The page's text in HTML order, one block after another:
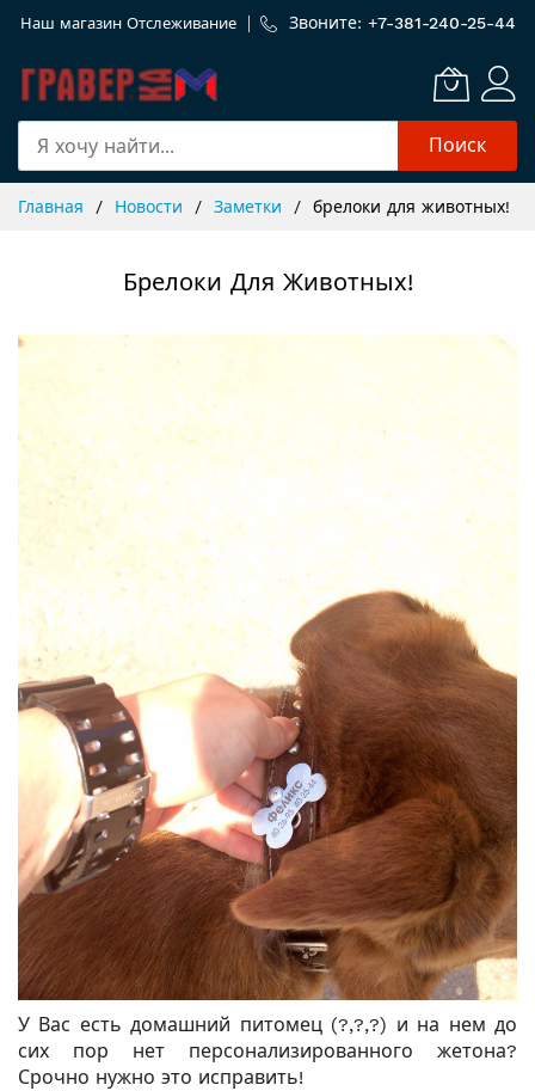
Наш магазин Отслеживание Звоните: +7-381-240-25-44
Поиск
Главная Новости Заметки брелоки для животных!
Брелоки Для Животных!
У Вас есть домашний питомец (?,?,?) и на нем до
сих пор нет персонализированного жетона?
Срочно нужно это исправить!